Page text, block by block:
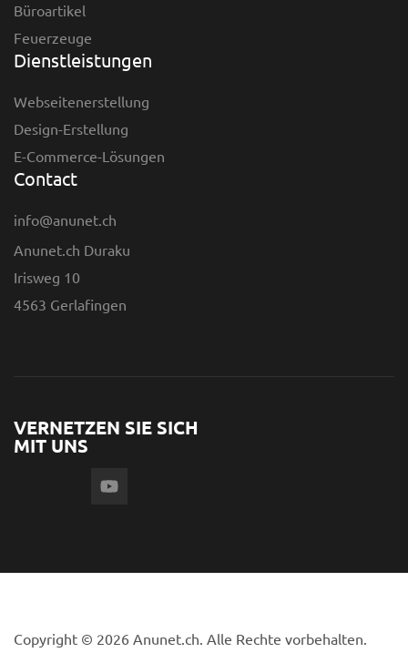
Büroartikel
Feuerzeuge
Dienstleistungen
Webseitenerstellung
Design-Erstellung
E-Commerce-Lösungen
Contact
info@anunet.ch
Anunet.ch Duraku
Irisweg 10
4563 Gerlafingen
VERNETZEN SIE SICH
MIT UNS
Copyright © 2026 Anunet.ch. Alle Rechte vorbehalten.